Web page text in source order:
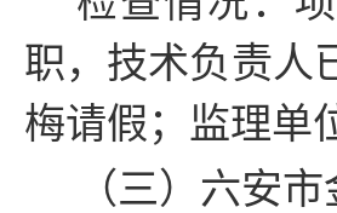
职，技术负责人
梅请假；
监理单
（三） 六安市